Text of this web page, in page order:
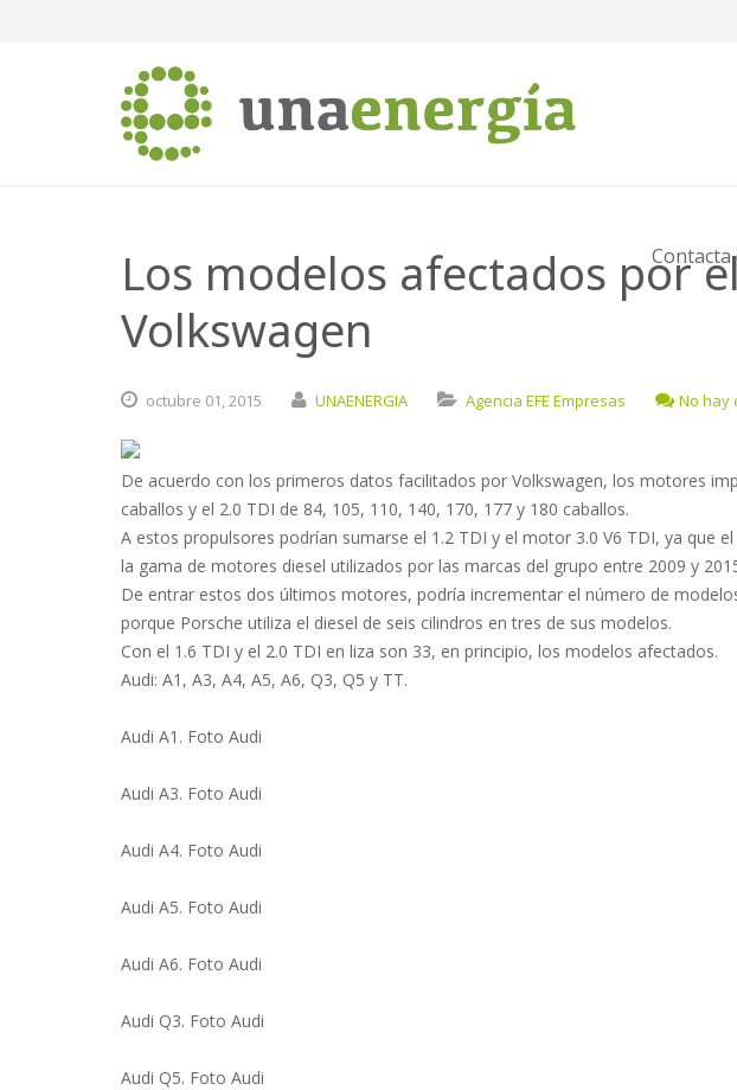
Los modelos afectados por
Volkswagen
octubre 01,2015 UNAENERGIA Agencia EFE Empresas No hay
De acuerdo con los primeros datos facilitados por Volkswagen, los motores
caballos y el 2.0 TDI de 84, 105, 110, 140, 170, 177 y 180 caballos.
A estos propulsores podrían sumarse el 1.2 TDI y el motor 3.0 V6 TDI, ya que
la gama de motores diesel utilizados por las marcas del grupo entre 2009 y
De entrar estos dos últimos motores, podría incrementar el número de
porque Porsche utiliza el diesel de seis cilindros en tres de sus modelos.
Con el 1.6 TDI y el 2.0 TDI en liza son 33, en principio, los modelos afectados.
Audi: A1, A3, A4, A5, A6, Q3, Q5 y TT.
Audi A1. Foto Audi
Audi A3. Foto Audi
Audi A4. Foto Audi
Audi A5. Foto Audi
Audi A6. Foto Audi
Audi Q3. Foto Audi
Audi Q5. Foto Audi